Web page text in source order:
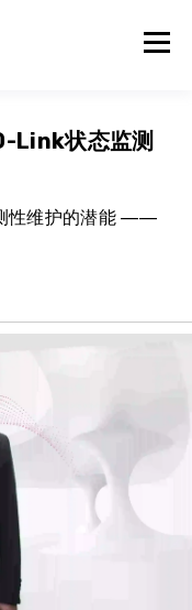
Link状态监测
性维护的潜能 ——